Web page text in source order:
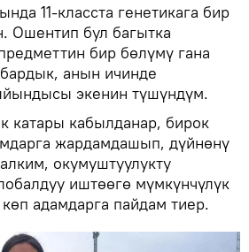
11-класста генетикага бир
Ошентип бул багытка
бир бөлүмү гана
анын ичинде
экенин түшүндүм.
катары кабылданар, бирок
жардамдашып, дүйнөнү
окумуштуулукту
иштөөгө мүмкүнчүлүк
адамдарга пайдам тиер.